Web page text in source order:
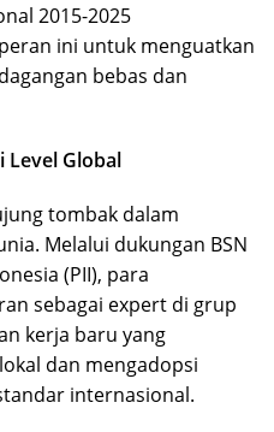
2015-2025
ini untuk menguatkan
bebas dan
Level Global
tombak dalam
Melalui dukungan BSN
(PII), para
sebagai expert di grup
kerja baru yang
dan mengadopsi
internasional.